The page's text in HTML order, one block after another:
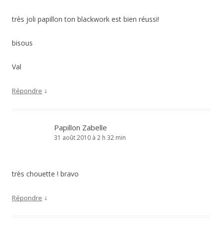
très joli papillon ton blackwork est bien réussi!
bisous
Val
Répondre ↓
Papillon Zabelle
31 août 2010 à 2 h 32 min
très chouette ! bravo
Répondre ↓